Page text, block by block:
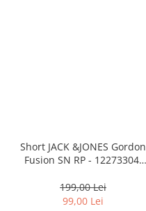
Short JACK &JONES Gordon
Fusion SN RP - 12273304-
199,00 Lei
99,00 Lei